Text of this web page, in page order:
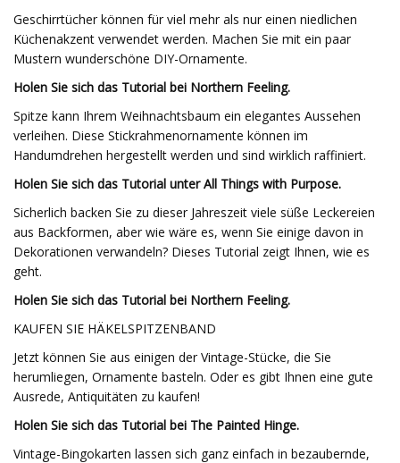
Geschirrtücher können für viel mehr als nur einen niedlichen
Küchenakzent verwendet werden. Machen Sie mit ein paar
Mustern wunderschöne DIY-Ornamente.
Holen Sie sich das Tutorial bei Northern Feeling.
Spitze kann Ihrem Weihnachtsbaum ein elegantes Aussehen
verleihen. Diese Stickrahmenornamente können im
Handumdrehen hergestellt werden und sind wirklich raffiniert.
Holen Sie sich das Tutorial unter All Things with Purpose.
Sicherlich backen Sie zu dieser Jahreszeit viele süße Leckereien
aus Backformen, aber wie wäre es, wenn Sie einige davon in
Dekorationen verwandeln? Dieses Tutorial zeigt Ihnen, wie es
geht.
Holen Sie sich das Tutorial bei Northern Feeling.
KAUFEN SIE HÄKELSPITZENBAND
Jetzt können Sie aus einigen der Vintage-Stücke, die Sie
herumliegen, Ornamente basteln. Oder es gibt Ihnen eine gute
Ausrede, Antiquitäten zu kaufen!
Holen Sie sich das Tutorial bei The Painted Hinge.
Vintage-Bingokarten lassen sich ganz einfach in bezaubernde,